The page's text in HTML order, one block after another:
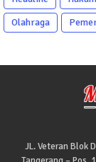
Olahraga
JL. Veteran Blok